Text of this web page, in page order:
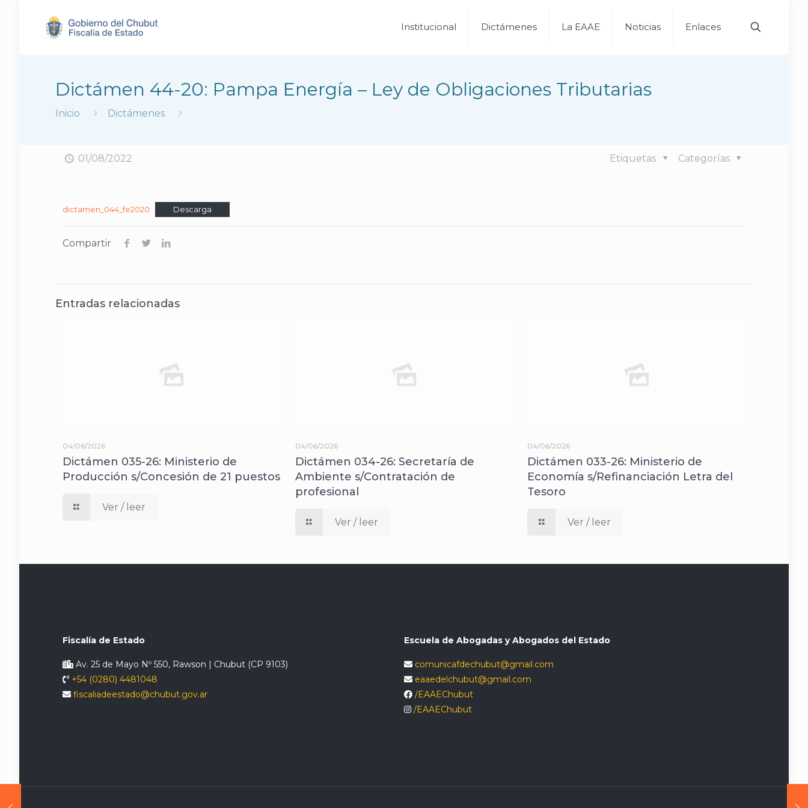
Institucional Dictámenes La EAAE Noticias Enlaces
Dictámen 44-20: Pampa Energía – Ley de Obligaciones Tributarias
Inicio Dictámenes
01/08/2022 Categorías
Etiquetas
dictamen_044_fe2020 Descarga
Compartir
Entradas relacionadas
04/06/2026
Dictámen 035-26: Ministerio de
Producción s/Concesión de 21 puestos
Ver / leer
04/06/2026
Dictámen 034-26: Secretaría de
Ambiente s/Contratación de
profesional
Ver / leer
04/06/2026
Dictámen 033-26: Ministerio de
Economía s/Refinanciación Letra del
Tesoro
Ver / leer
Fiscalía de Estado
Av. 25 de Mayo Nº 550, Rawson | Chubut (CP 9103)
+54 (0280) 4481048
fiscaliadeestado@chubut.gov.ar
Escuela de Abogadas y Abogados del Estado
comunicafdechubut@gmail.com
eaaedelchubut@gmail.com
/EAAEChubut
/EAAEChubut